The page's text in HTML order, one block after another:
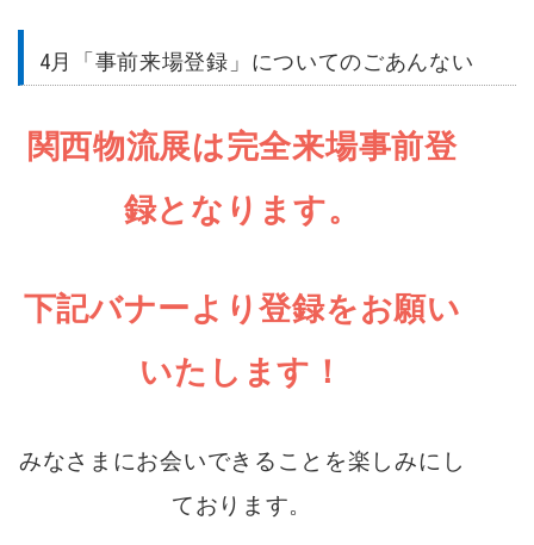
4月「事前来場登録」についてのごあんない
関西物流展は完全来場事前登
録となります。
下記バナーより登録をお願い
いたします！
みなさまにお会いできることを楽しみにし
ております。